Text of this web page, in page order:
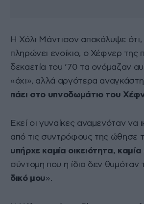
Η Χόλι Μάντισον αποκάλυψε
πληρώνει ενοίκιο, ο Χέφνερ
δεκαετία του ’70 τα ονόμαζαν
«όχι», αλλά αργότερα
πάει στο υπνοδωμάτιο του
Εκεί οι γυναίκες αναμενόταν
από τις συντρόφους της ώθησε
υπήρχε καμία οικειότητα,
σύντομη που η ίδια δεν θυμόταν
δικό μου».